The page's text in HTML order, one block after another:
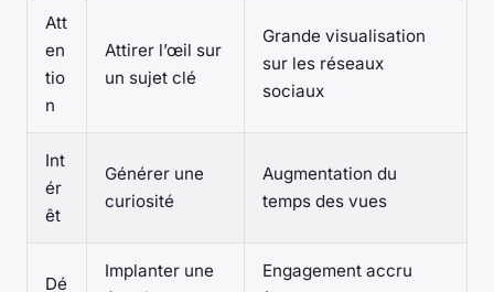
Att
en
tio
n
Attirer l’œil sur
un sujet clé
Grande visualisation
sur les réseaux
sociaux
Int
ér
êt
Générer une
curiosité
Augmentation du
temps des vues
Dé
Implanter une
Engagement accru